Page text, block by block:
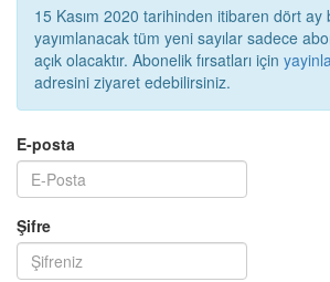
15 Kasım 2020 tarihinden itibaren dört ay
yayımlanacak tüm yeni sayılar sadece
açık olacaktır. Abonelik fırsatları için
adresini ziyaret edebilirsiniz.
E-posta
Şifre